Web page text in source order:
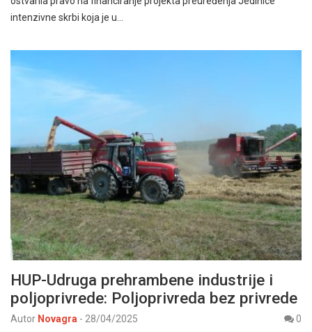
intenzivne skrbi koja je u…
HUP-Udruga prehrambene industrije i
poljoprivrede: Poljoprivreda bez privrede
Autor Novagra - 28/04/2025
0